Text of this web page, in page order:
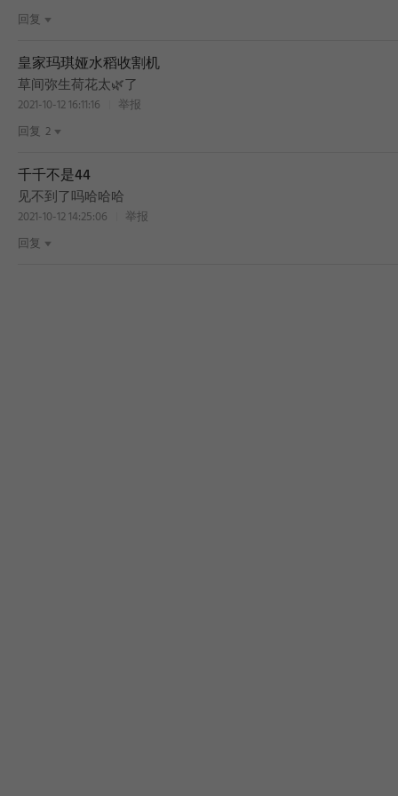
回复
皇家玛琪娅水稻收割机
草间弥生荷花太🌿了
2021-10-12 16:11:16
举报
回复 2
千千不是44
见不到了吗哈哈哈
2021-10-12 14:25:06
举报
回复